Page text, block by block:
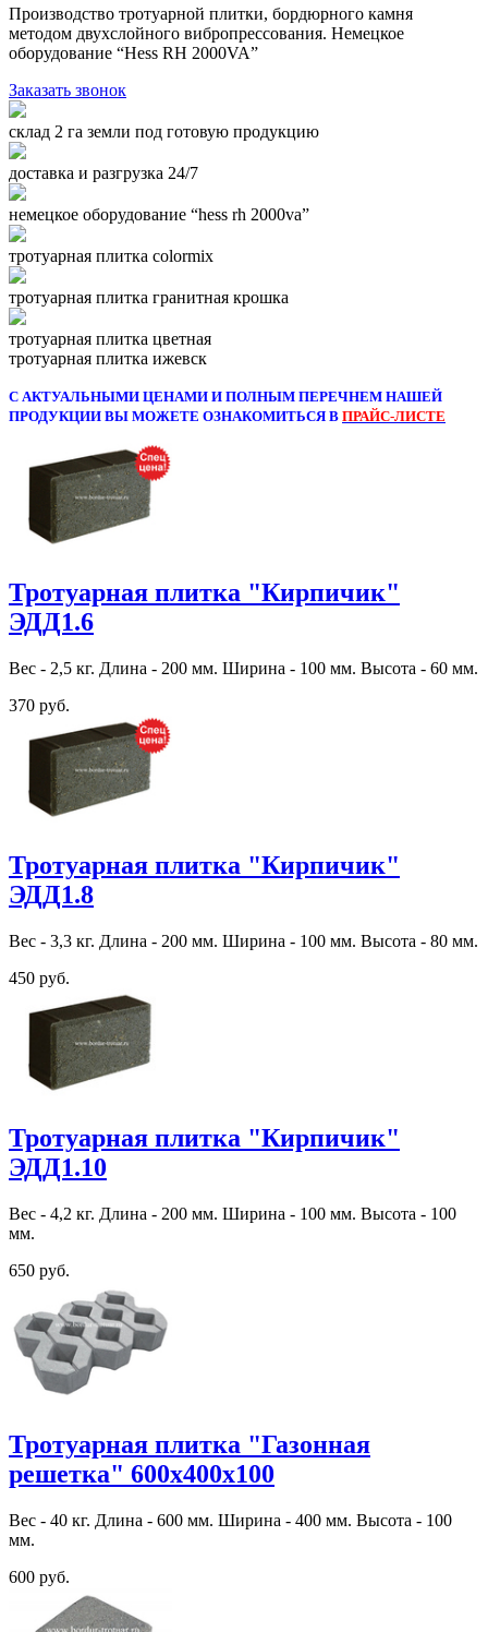
Производство тротуарной плитки, бордюрного камня
методом двухслойного вибропресcования. Немецкое
оборудование “Hess RH 2000VA”
Заказать звонок
склад 2 га земли под готовую продукцию
доставка и разгрузка 24/7
немецкое оборудование “hess rh 2000va”
тротуарная плитка colormix
тротуарная плитка гранитная крошка
тротуарная плитка цветная
тротуарная плитка ижевск
С АКТУАЛЬНЫМИ ЦЕНАМИ И ПОЛНЫМ ПЕРЕЧНЕМ НАШЕЙ
ПРОДУКЦИИ ВЫ МОЖЕТЕ ОЗНАКОМИТЬСЯ В ПРАЙС-ЛИСТЕ
Тротуарная плитка "Кирпичик"
ЭДД1.6
Вес - 2,5 кг. Длина - 200 мм. Ширина - 100 мм. Высота - 60 мм.
370 руб.
Тротуарная плитка "Кирпичик"
ЭДД1.8
Вес - 3,3 кг. Длина - 200 мм. Ширина - 100 мм. Высота - 80 мм.
450 руб.
Тротуарная плитка "Кирпичик"
ЭДД1.10
Вес - 4,2 кг. Длина - 200 мм. Ширина - 100 мм. Высота - 100
мм.
650 руб.
Тротуарная плитка "Газонная
решетка" 600х400х100
Вес - 40 кг. Длина - 600 мм. Ширина - 400 мм. Высота - 100
мм.
600 руб.